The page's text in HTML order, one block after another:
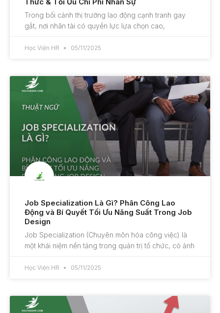
Trong bối cảnh thị trường lao động cạnh tranh gay
gắt, nơi nhân tài có quyền lực lựa chọn cao,
Học Viện HR 05/11/2025
Job Specialization Là Gì? Phân Công Lao
Động và Bí Quyết Tối Ưu Năng Suất Trong Job
Design
Job Specialization (Chuyên môn hóa công việc) là
một khái niệm nền tảng trong quản trị tổ chức, có ảnh
Học Viện HR 05/11/2025